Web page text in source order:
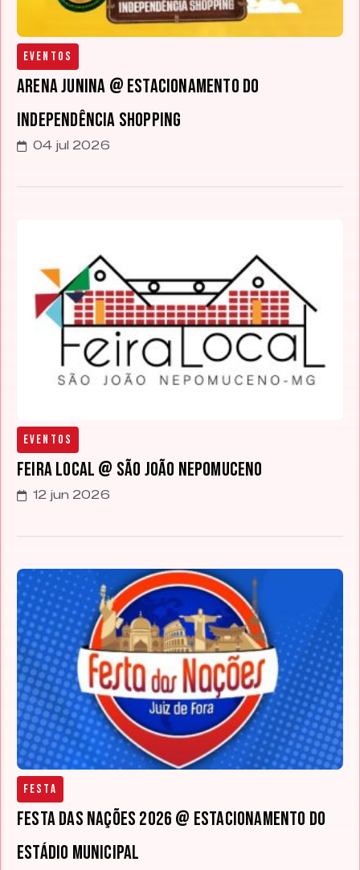
Eventos
Arena Junina @ estacionamento do
Independência Shopping
04 jul 2026
Eventos
Feira Local @ São João Nepomuceno
12 jun 2026
Festa
Festa das Nações 2026 @ Estacionamento do
Estádio Municipal